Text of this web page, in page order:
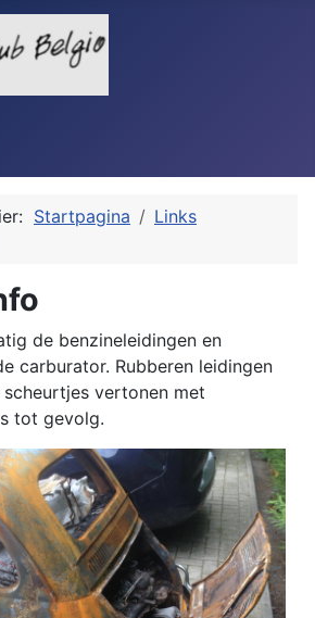
Startpagina
Links
de benzineleidingen en
carburator. Rubberen leidingen
vertonen met
tot gevolg.